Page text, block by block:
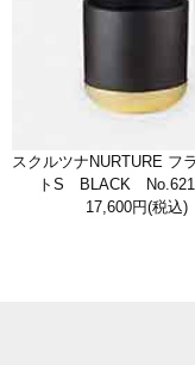
スクルツナNURTURE フ
トS BLACK
17,600円(税込)